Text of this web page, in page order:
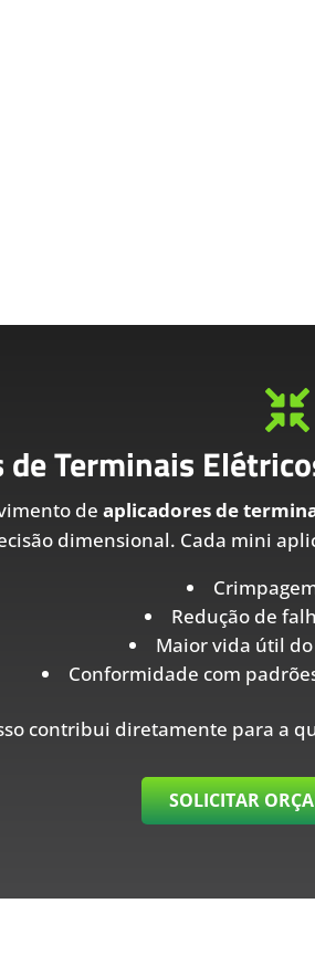

Terminais
de aplicadores de
dimensional. Cada mini
Redução de
Maior vida útil
Conformidade com
contribui diretamente para a
SOLICITAR